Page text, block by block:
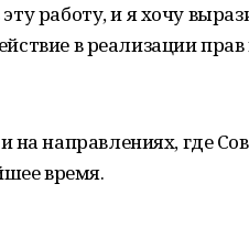
работу, и я хочу
в реализации
направлениях, где
время.